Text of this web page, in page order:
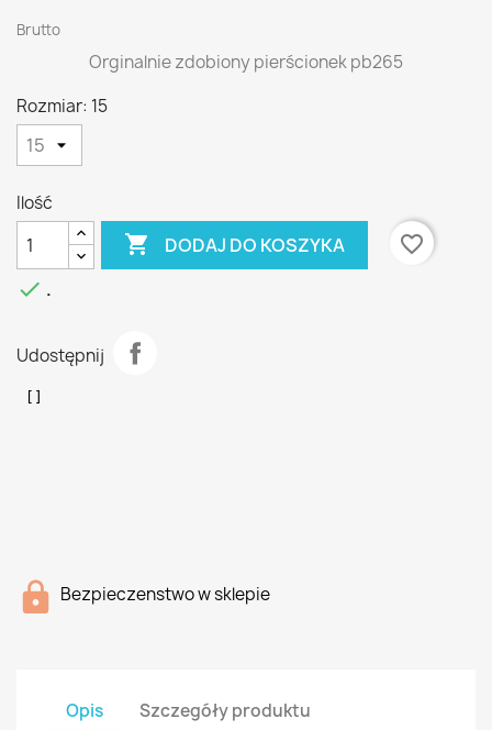
Brutto
Orginalnie zdobiony pierścionek pb265
Rozmiar: 15
Ilość
 DODAJ DO KOSZYKA
favorite_border
 .
Udostępnij
Bezpieczenstwo w sklepie
Opis Szczegóły produktu